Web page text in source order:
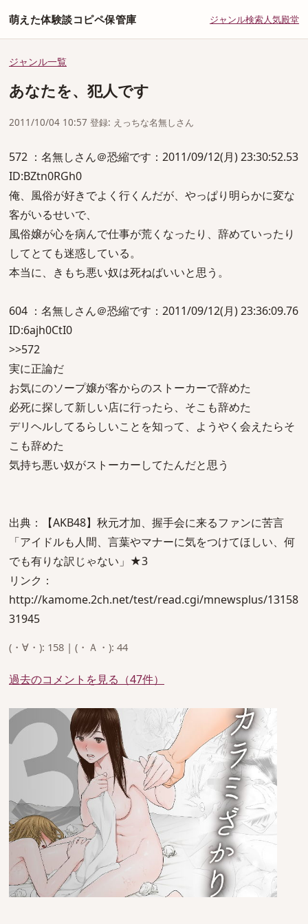
萌えた体験談コピペ保管庫 ジャンル検索人気殿堂
ジャンル一覧
あなたを、犯人です
2011/10/04 10:57 登録: えっちな名無しさん
572 ：名無しさん＠恐縮です：2011/09/12(月) 23:30:52.53
ID:BZtn0RGh0
俺、風俗が好きでよく行くんだが、やっぱり明らかに変な
客がいるせいで、
風俗嬢が心を病んで仕事が荒くなったり、辞めていったり
してとても迷惑している。
本当に、きもち悪い奴は死ねばいいと思う。
604 ：名無しさん＠恐縮です：2011/09/12(月) 23:36:09.76
ID:6ajh0CtI0
>>572
実に正論だ
お気にのソープ嬢が客からのストーカーで辞めた
必死に探して新しい店に行ったら、そこも辞めた
デリヘルしてるらしいことを知って、ようやく会えたらそ
こも辞めた
気持ち悪い奴がストーカーしてたんだと思う
出典：【AKB48】秋元才加、握手会に来るファンに苦言
「アイドルも人間、言葉やマナーに気をつけてほしい、何
でも有りな訳じゃない」★3
リンク：
http://kamome.2ch.net/test/read.cgi/mnewsplus/13158
31945
(・∀・): 158 | (・Ａ・): 44
過去のコメントを見る（47件）